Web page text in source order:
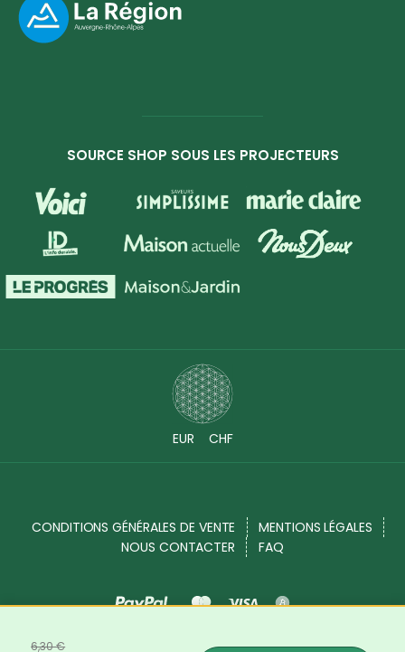
SOURCE SHOP SOUS LES PROJECTEURS
EUR CHF
CONDITIONS GÉNÉRALES DE VENTE
MENTIONS LÉGALES
NOUS CONTACTER
FAQ
6,30 €